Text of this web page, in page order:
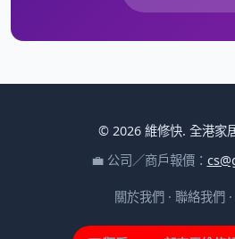
© 2026 維修快. 全港家
💼 公司／商戶報價：
關於我們 · 聯絡我們 ·